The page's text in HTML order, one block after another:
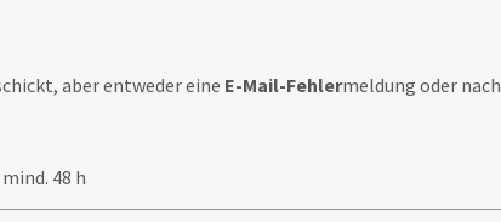
aber entweder eine E-Mail-Fehlermeldung oder nach
48 h